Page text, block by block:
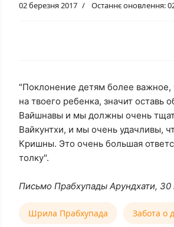
02 березня 2017 Останнє оновлення:
"Поклонение детям более важное,
на твоего ребенка, значит
Вайшнавы и мы должны очень
Вайкунтхи, и мы очень удачливы,
Кришны. Это очень большая
толку".
Письмо Прабхупады Арундхати, 30
Шрила Прабхупада Забота о